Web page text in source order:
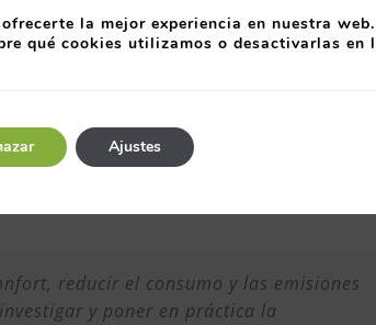
que forma parte de la Asociación de
(AFONCASA).
Las instalaciones híbridas permiten la
la energía solar. Se gestionan
a los precios de la energía y
reducir el consumo y las emisiones
y poner en práctica la
la mejor experiencia en nuestra web.
qué cookies utilizamos o desactivarlas en
Ajustes